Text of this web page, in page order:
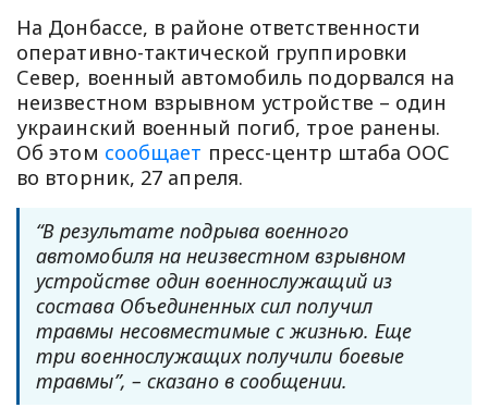
На Донбассе, в районе ответственности
оперативно-тактической группировки
Север, военный автомобиль подорвался на
неизвестном взрывном устройстве – один
украинский военный погиб, трое ранены.
Об этом сообщает пресс-центр штаба ООС
во вторник, 27 апреля.
“В результате подрыва военного
автомобиля на неизвестном взрывном
устройстве один военнослужащий из
состава Объединенных сил получил
травмы несовместимые с жизнью. Еще
три военнослужащих получили боевые
травмы”, – сказано в сообщении.